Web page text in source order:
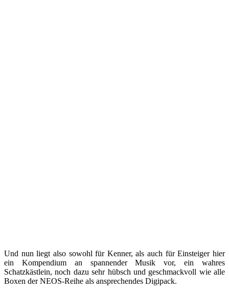
Und nun liegt also sowohl für Kenner, als auch für Einsteiger hier
ein Kompendium an spannender Musik vor, ein wahres
Schatzkästlein, noch dazu sehr hübsch und geschmackvoll wie alle
Boxen der NEOS-Reihe als ansprechendes Digipack.